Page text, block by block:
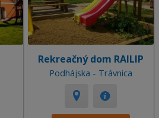
Rekreačný dom RAILIP
Podhájska - Trávnica